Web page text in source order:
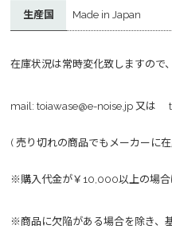
生産国 Made in Japan
在庫状況は常時変化致しますので
mail: toiawase@e-noise.jp 又は
( 売り切れの商品でもメーカーに
※購入代金が￥10,000以上の場合
※商品に欠陥がある場合を除き、